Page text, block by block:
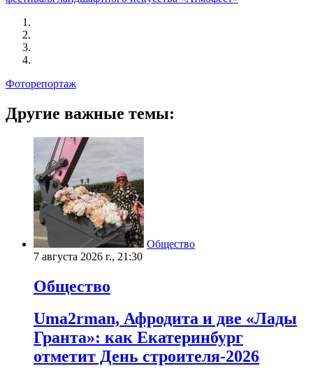
Фоторепортаж
Другие важные темы:
Общество
7 августа 2026 г., 21:30
Общество
Uma2rman, Афродита и две «Лады
Гранта»: как Екатеринбург
отметит День строителя-2026